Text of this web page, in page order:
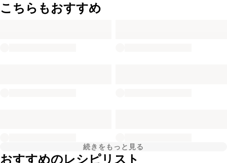
こちらもおすすめ
続きをもっと見る
おすすめのレシピリスト